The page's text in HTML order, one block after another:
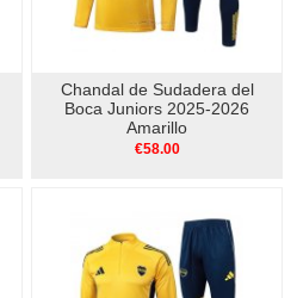
Chandal de Sudadera del
Boca Juniors 2025-2026
Amarillo
€58.00